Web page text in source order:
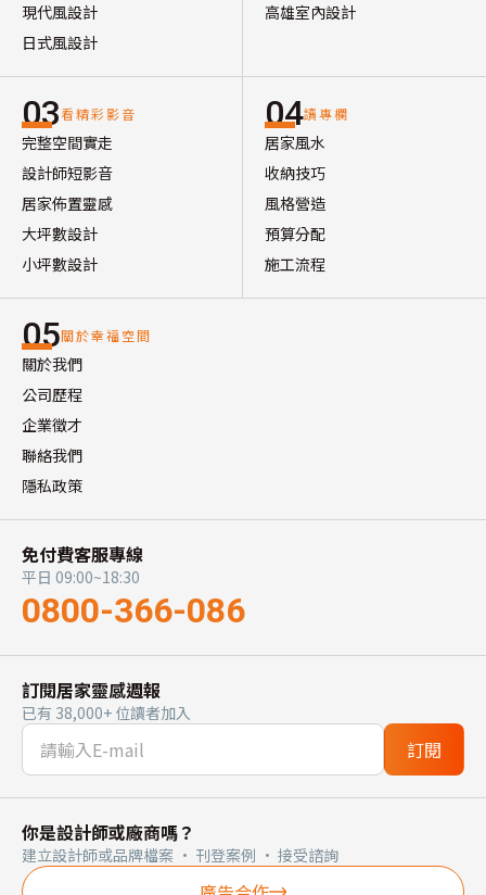
現代風設計
日式風設計
高雄室內設計
03看精彩影音
完整空間實走
設計師短影音
居家佈置靈感
大坪數設計
小坪數設計
04讀專欄
居家風水
收納技巧
風格營造
預算分配
施工流程
05關於幸福空間
關於我們
公司歷程
企業徵才
聯絡我們
隱私政策
免付費客服專線
平日 09:00~18:30
0800-366-086
訂閱居家靈感週報
已有 38,000+ 位讀者加入
訂閱
你是設計師或廠商嗎？
建立設計師或品牌檔案 · 刊登案例 · 接受諮詢